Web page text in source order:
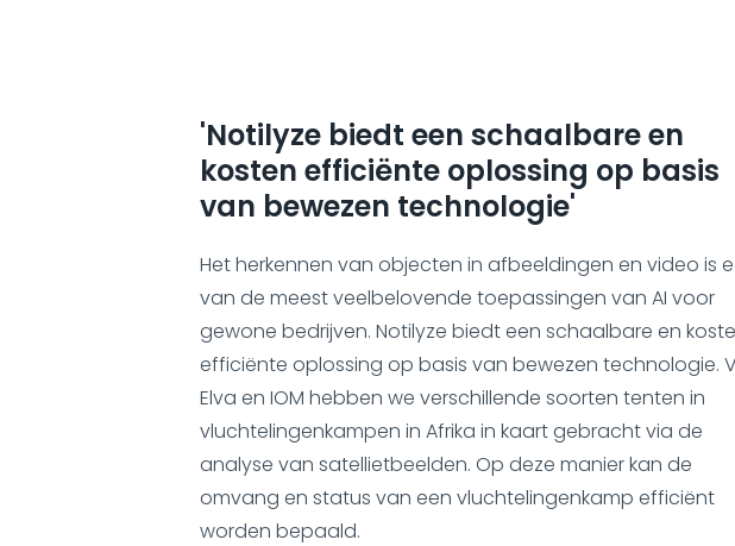
'Notilyze biedt een schaalbare en
kosten efficiënte oplossing op basis
van bewezen technologie'
Het herkennen van objecten in afbeeldingen en video is
van de meest veelbelovende toepassingen van AI voor
gewone bedrijven. Notilyze biedt een schaalbare en
efficiënte oplossing op basis van bewezen technologie.
Elva en IOM hebben we verschillende soorten tenten in
vluchtelingenkampen in Afrika in kaart gebracht via de
analyse van satellietbeelden. Op deze manier kan de
omvang en status van een vluchtelingenkamp efficiënt
worden bepaald.